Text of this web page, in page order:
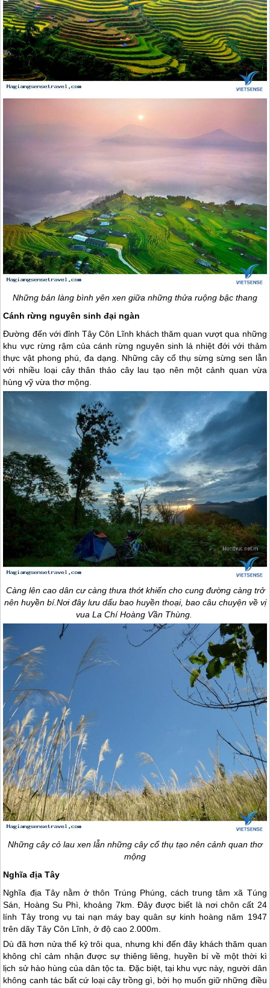
Những bản làng bình yên xen giữa những thửa ruộng bậc thang
Cánh rừng nguyên sinh đại ngàn
Đường đến với đỉnh Tây Côn Lĩnh khách thăm quan vượt qua những
khu vực rừng rậm của cánh rừng nguyên sinh lá nhiệt đới với thảm
thực vật phong phú, đa dạng. Những cây cổ thụ sừng sừng sen lẫn
với nhiều loại cây thân thảo cây lau tạo nên một cảnh quan vừa
hùng vỹ vừa thơ mộng.
Càng lên cao dân cư càng thưa thớt khiến cho cung đường càng trở
nên huyền bí.Nơi đây lưu dấu bao huyền thoại, bao câu chuyện về vị
vua La Chí Hoàng Vần Thùng.
Những cây cỏ lau xen lẫn những cây cổ thụ tạo nên cảnh quan thơ
mộng
Nghĩa địa Tây
Nghĩa địa Tây nằm ở thôn Trúng Phúng, cách trung tâm xã Túng
Sán, Hoàng Su Phì, khoảng 7km. Đây được biết là nơi chôn cất 24
lính Tây trong vụ tai nạn máy bay quân sự kinh hoàng năm 1947
trên dãy Tây Côn Lĩnh, ở độ cao 2.000m.
Dù đã hơn nửa thế kỷ trôi qua, nhưng khi đến đây khách thăm quan
không chỉ cảm nhận được sự thiêng liêng, huyền bí về một thời kì
lịch sử hào hùng của dân tộc ta. Đặc biệt, tại khu vực này, người dân
không canh tác bất cứ loại cây trồng gì, bởi họ muốn giữ những điều